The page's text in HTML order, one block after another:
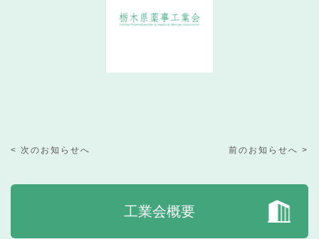
< 次のお知らせへ 前のお知らせへ >
工業会概要